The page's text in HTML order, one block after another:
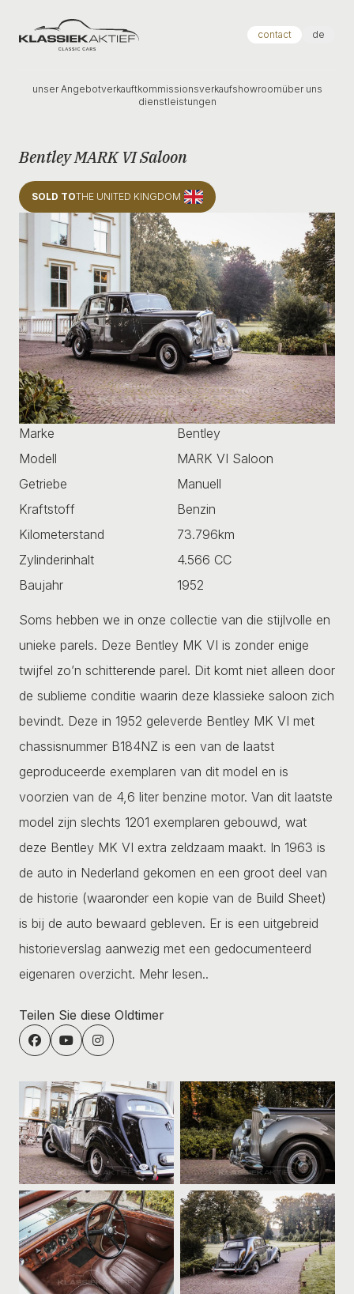
Klassiek Aktief contact de
unser Angebotverkauftkommissionsverkaufshowroomüber uns
dienstleistungen
Bentley MARK VI Saloon
SOLD TOTHE UNITED KINGDOM
Marke
Bentley
Modell
MARK VI Saloon
Getriebe
Manuell
Kraftstoff
Benzin
Kilometerstand
73.796km
Zylinderinhalt
4.566 CC
Baujahr
1952
Soms hebben we in onze collectie van die stijlvolle en
unieke parels. Deze Bentley MK VI is zonder enige
twijfel zo’n schitterende parel. Dit komt niet alleen door
de sublieme conditie waarin deze klassieke saloon zich
bevindt. Deze in 1952 geleverde Bentley MK VI met
chassisnummer B184NZ is een van de laatst
geproduceerde exemplaren van dit model en is
voorzien van de 4,6 liter benzine motor. Van dit laatste
model zijn slechts 1201 exemplaren gebouwd, wat
deze Bentley MK VI extra zeldzaam maakt. In 1963 is
de auto in Nederland gekomen en een groot deel van
de historie (waaronder een kopie van de Build Sheet)
is bij de auto bewaard gebleven. Er is een uitgebreid
historieverslag aanwezig met een gedocumenteerd
eigenaren overzicht. Mehr lesen..
Teilen Sie diese Oldtimer